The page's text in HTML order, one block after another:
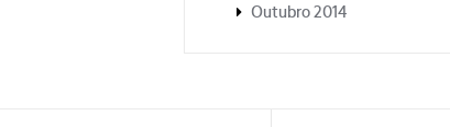
Outubro 2014